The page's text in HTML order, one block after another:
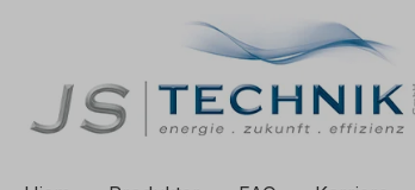
Gå til hovednavigasjon